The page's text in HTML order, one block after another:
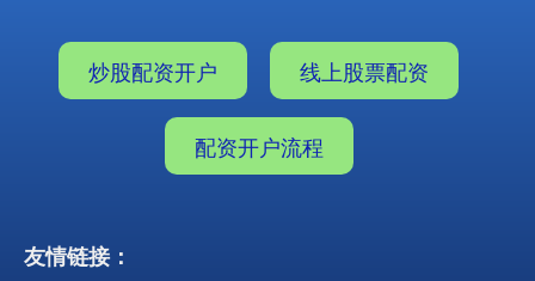
炒股配资开户 线上股票配资
配资开户流程
友情链接：